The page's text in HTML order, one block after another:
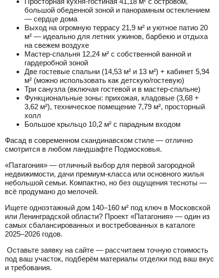
большой обеденной зоной и панорамным остеклением
— сердце дома
Выход на огромную террасу 21,9 м² и уютное патио 20
м² — идеально для летних ужинов, барбекю и отдыха
на свежем воздухе
Мастер-спальня 12,24 м² с собственной ванной и
гардеробной зоной
Две гостевые спальни (14,53 м² и 13 м²) + кабинет 5,94
м² (можно использовать как детскую/гостевую)
Три санузла (включая гостевой и в мастер-спальне)
Функциональные зоны: прихожая, кладовые (3,68 +
3,62 м²), техническое помещение 7,79 м², просторный
холл
Большое крыльцо 10,2 м² с парадным входом
Фасад в современном скандинавском стиле — отлично
смотрится в любом ландшафте Подмосковья.
«Патагония» — отличный выбор для первой загородной
недвижимости, дачи премиум-класса или основного жилья
небольшой семьи. Компактно, но без ощущения тесноты —
всё продумано до мелочей.
Ищете одноэтажный дом 140–160 м² под ключ в Московской
или Ленинградской области? Проект «Патагония» — один из
самых сбалансированных и востребованных в каталоге
2025–2026 годов.
Оставьте заявку на сайте — рассчитаем точную стоимость
под ваш участок, подберём материалы отделки под ваш вкус
и требования.